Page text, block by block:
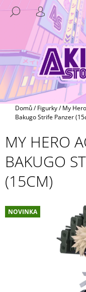
na
HLEDAT
Domů/ Figurky/ My
Bakugo Strife Panzer
MY HERO
BAKUGO
(15CM)
NOVINKA
K
K
ZPĚT
ZPĚT
C
O
P
O
T
Ř
E
B
U
J
E
E